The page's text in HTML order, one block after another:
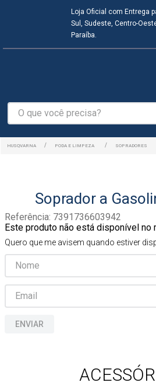
Loja Oficial com Entrega
Sul, Sudeste, Centro-
Paraíba.
O que você precisa?
PODA E LIMPEZA SOPRADORES
Soprador a
Referência: 7391736603942
Este produto não está disponível no
Quero que me avisem quando estiver
ENVIAR